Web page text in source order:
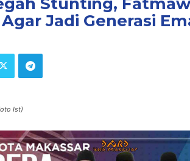
Jadi Generasi
Ist)